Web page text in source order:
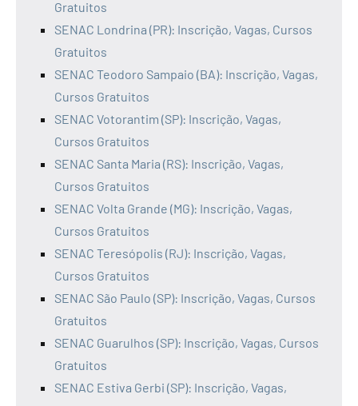
Gratuitos
SENAC Londrina (PR): Inscrição, Vagas, Cursos
Gratuitos
SENAC Teodoro Sampaio (BA): Inscrição, Vagas,
Cursos Gratuitos
SENAC Votorantim (SP): Inscrição, Vagas,
Cursos Gratuitos
SENAC Santa Maria (RS): Inscrição, Vagas,
Cursos Gratuitos
SENAC Volta Grande (MG): Inscrição, Vagas,
Cursos Gratuitos
SENAC Teresópolis (RJ): Inscrição, Vagas,
Cursos Gratuitos
SENAC São Paulo (SP): Inscrição, Vagas, Cursos
Gratuitos
SENAC Guarulhos (SP): Inscrição, Vagas, Cursos
Gratuitos
SENAC Estiva Gerbi (SP): Inscrição, Vagas,